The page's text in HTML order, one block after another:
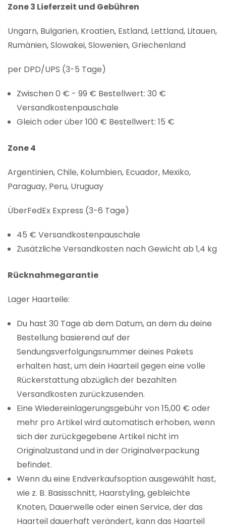
Zone 3 Lieferzeit und Gebühren
Ungarn, Bulgarien, Kroatien, Estland, Lettland, Litauen,
Rumänien, Slowakei, Slowenien, Griechenland
per DPD/UPS (3-5 Tage)
Zwischen 0 € - 99 € Bestellwert: 30 €
Versandkostenpauschale
Gleich oder über 100 € Bestellwert: 15 €
Zone 4
Argentinien, Chile, Kolumbien, Ecuador, Mexiko,
Paraguay, Peru, Uruguay
ÜberFedEx Express (3-6 Tage)
45 € Versandkostenpauschale
Zusätzliche Versandkosten nach Gewicht ab 1,4 kg
Rücknahmegarantie
Lager Haarteile:
Du hast 30 Tage ab dem Datum, an dem du deine
Bestellung basierend auf der
Sendungsverfolgungsnummer deines Pakets
erhalten hast, um dein Haarteil gegen eine volle
Rückerstattung abzüglich der bezahlten
Versandkosten zurückzusenden.
Eine Wiedereinlagerungsgebühr von 15,00 € oder
mehr pro Artikel wird automatisch erhoben, wenn
sich der zurückgegebene Artikel nicht im
Originalzustand und in der Originalverpackung
befindet.
Wenn du eine Endverkaufsoption ausgewählt hast,
wie z. B. Basisschnitt, Haarstyling, gebleichte
Knoten, Dauerwelle oder einen Service, der das
Haarteil dauerhaft verändert, kann das Haarteil